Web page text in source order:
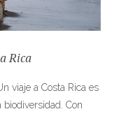
Rica
viaje a Costa Rica es
Con